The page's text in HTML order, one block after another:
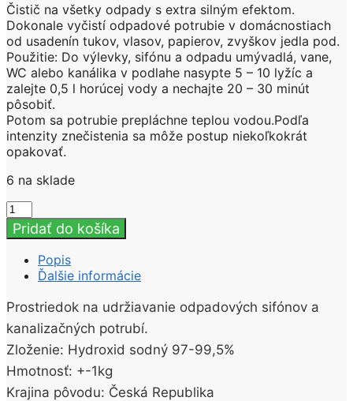
Čistič na všetky odpady s extra silným efektom.
Dokonale vyčistí odpadové potrubie v domácnostiach
od usadenín tukov, vlasov, papierov, zvyškov jedla pod.
Použitie: Do výlevky, sifónu a odpadu umývadlá, vane,
WC alebo kanálika v podlahe nasypte 5 – 10 lyžíc a
zalejte 0,5 l horúcej vody a nechajte 20 – 30 minút
pôsobiť.
Potom sa potrubie prepláchne teplou vodou.Podľa
intenzity znečistenia sa môže postup niekoľkokrát
opakovať.
6 na sklade
množstvo
CIT
Čistič
odpadov
Hydroxid
sodný
1kg
Pridať do košíka
Popis
Ďalšie informácie
Prostriedok na udržiavanie odpadových sifónov a
kanalizačných potrubí.
Zloženie: Hydroxid sodný 97-99,5%
Hmotnosť: +-1kg
Krajina pôvodu: Česká Republika